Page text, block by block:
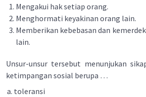
Mengakui hak setiap orang.
Menghormati keyakinan orang lain.
Memberikan kebebasan dan
lain.
Unsur-unsur tersebut menunjukan
ketimpangan sosial berupa …
toleransi